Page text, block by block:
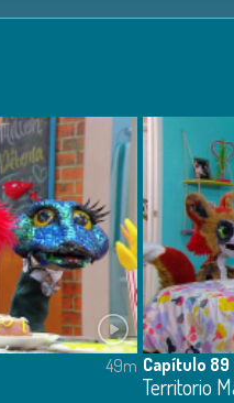
49m Capítulo 89
Territorio